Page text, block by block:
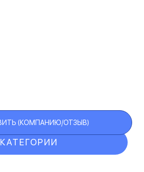
КАТЕГОРИИ
(КОМПАНИЮ/ОТЗЫВ)